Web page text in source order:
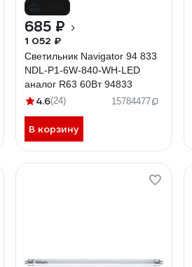
685 ₽
1 052 ₽
Светильник Navigator 94 833
NDL-P1-6W-840-WH-LED
аналог R63 60Вт 94833
4.6(24) 15784477
В корзину